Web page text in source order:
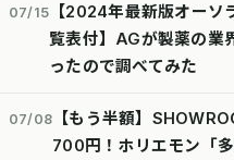
07/15
【2024年最新版オーソ
覧表付】AGが製薬の業
ったので調べてみた
07/08
【もう半額】
700円！ホリエモン「